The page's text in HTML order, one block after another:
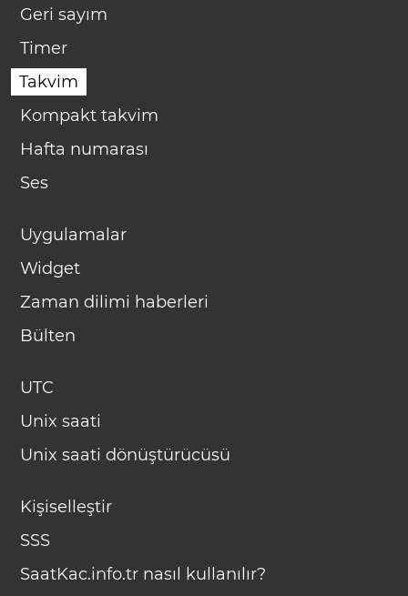
Geri sayım
Timer
Takvim
Kompakt takvim
Hafta numarası
Ses
Uygulamalar
Widget
Zaman dilimi haberleri
Bülten
UTC
Unix saati
Unix saati dönüştürücüsü
Kişiselleştir
SSS
SaatKac.info.tr nasıl kullanılır?